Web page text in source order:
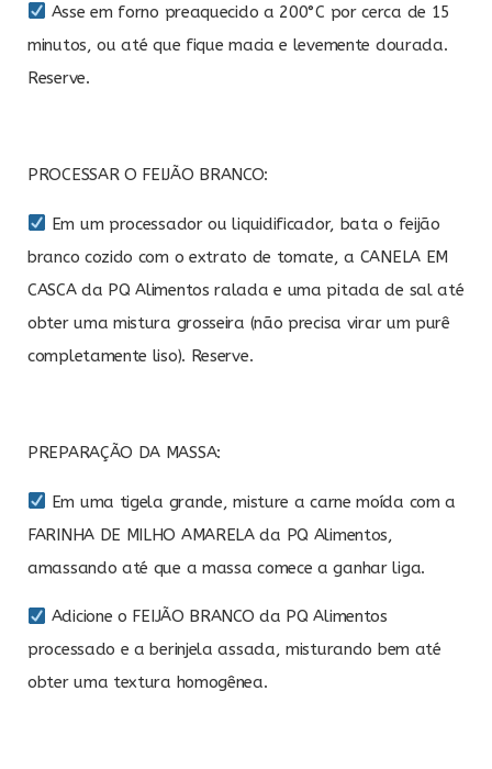
Asse em forno preaquecido a 200°C por cerca de 15
minutos, ou até que fique macia e levemente dourada.
Reserve.
PROCESSAR O FEIJÃO BRANCO:
Em um processador ou liquidificador, bata o feijão
branco cozido com o extrato de tomate, a CANELA EM
CASCA da PQ Alimentos ralada e uma pitada de sal até
obter uma mistura grosseira (não precisa virar um purê
completamente liso). Reserve.
PREPARAÇÃO DA MASSA:
Em uma tigela grande, misture a carne moída com a
FARINHA DE MILHO AMARELA da PQ Alimentos,
amassando até que a massa comece a ganhar liga.
Adicione o FEIJÃO BRANCO da PQ Alimentos
processado e a berinjela assada, misturando bem até
obter uma textura homogênea.